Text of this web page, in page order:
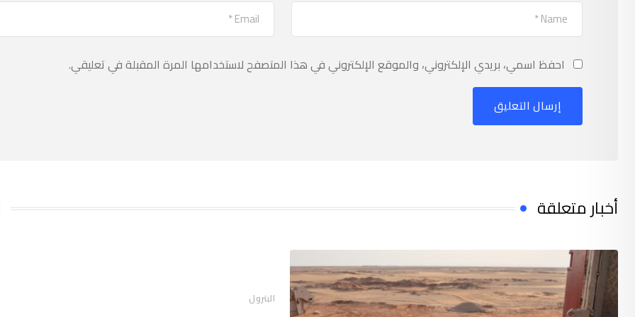
احفظ اسمي، بريدي الإلكتروني، والموقع الإلكتروني في هذا المتصفح لاستخدامها المرة المقبلة في تعليقي.
أخبار متعلقة
البترول